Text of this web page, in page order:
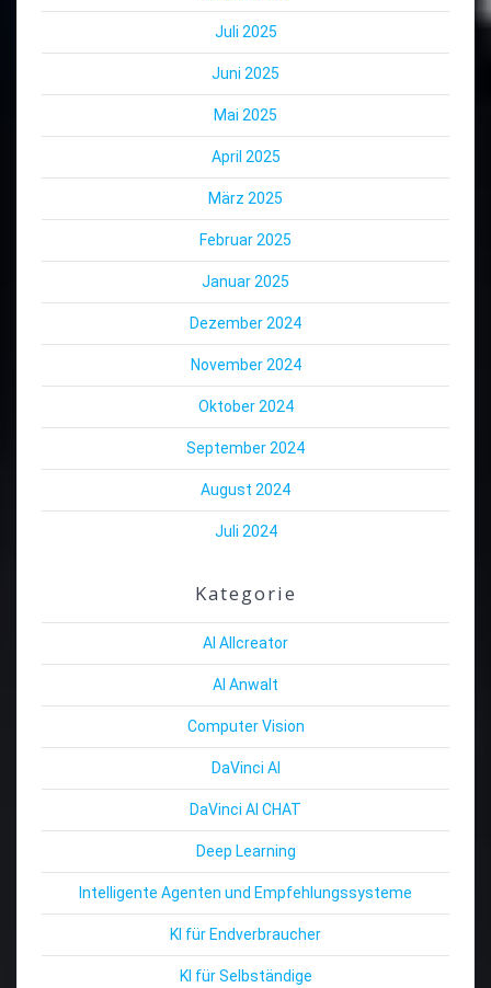
Juli 2025
Juni 2025
Mai 2025
April 2025
März 2025
Februar 2025
Januar 2025
Dezember 2024
November 2024
Oktober 2024
September 2024
August 2024
Juli 2024
Kategorie
AI Allcreator
AI Anwalt
Computer Vision
DaVinci AI
DaVinci AI CHAT
Deep Learning
Intelligente Agenten und Empfehlungssysteme
KI für Endverbraucher
KI für Selbständige